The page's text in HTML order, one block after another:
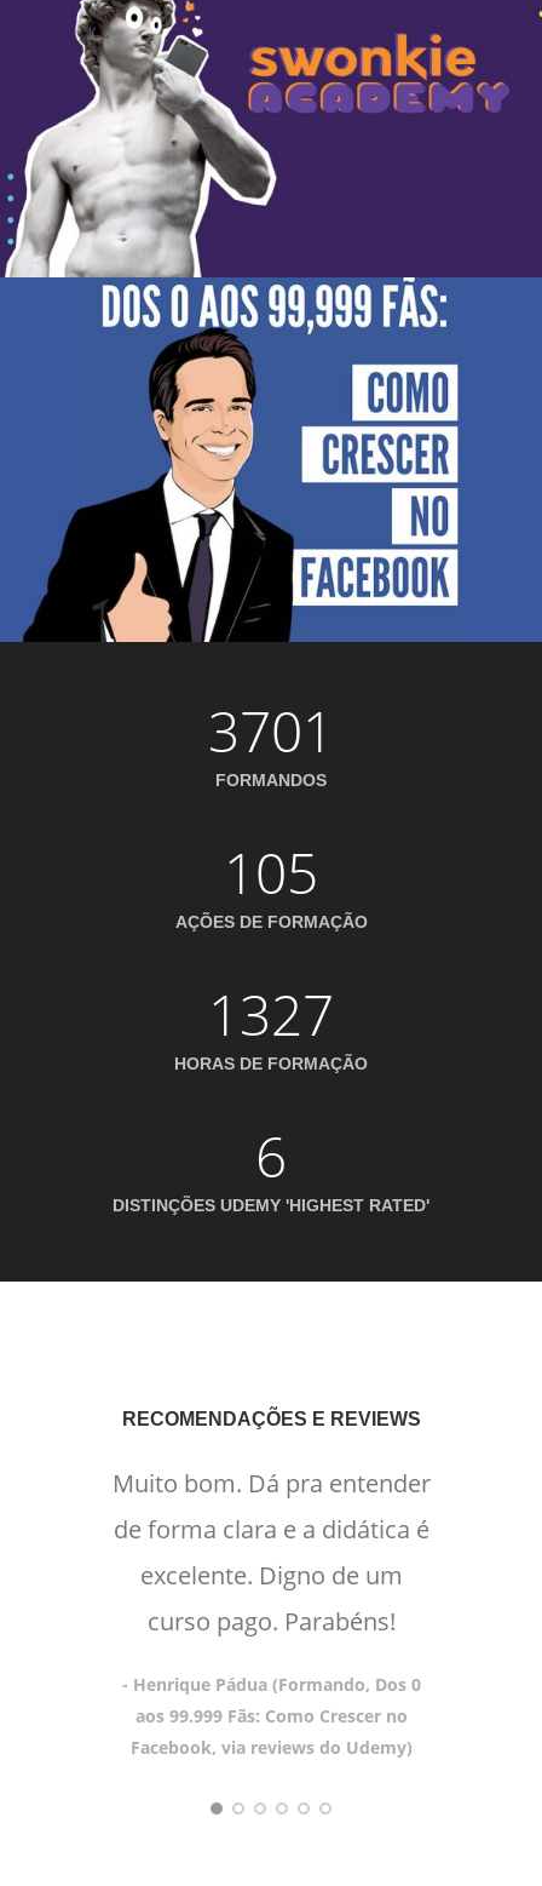
3701
FORMANDOS
105
AÇÕES DE FORMAÇÃO
1327
HORAS DE FORMAÇÃO
6
DISTINÇÕES UDEMY 'HIGHEST RATED'
RECOMENDAÇÕES E REVIEWS
Muito bom. Dá pra entender
de forma clara e a didática é
excelente. Digno de um
curso pago. Parabéns!
- Henrique Pádua (Formando, Dos 0
aos 99.999 Fãs: Como Crescer no
Facebook, via reviews do Udemy)